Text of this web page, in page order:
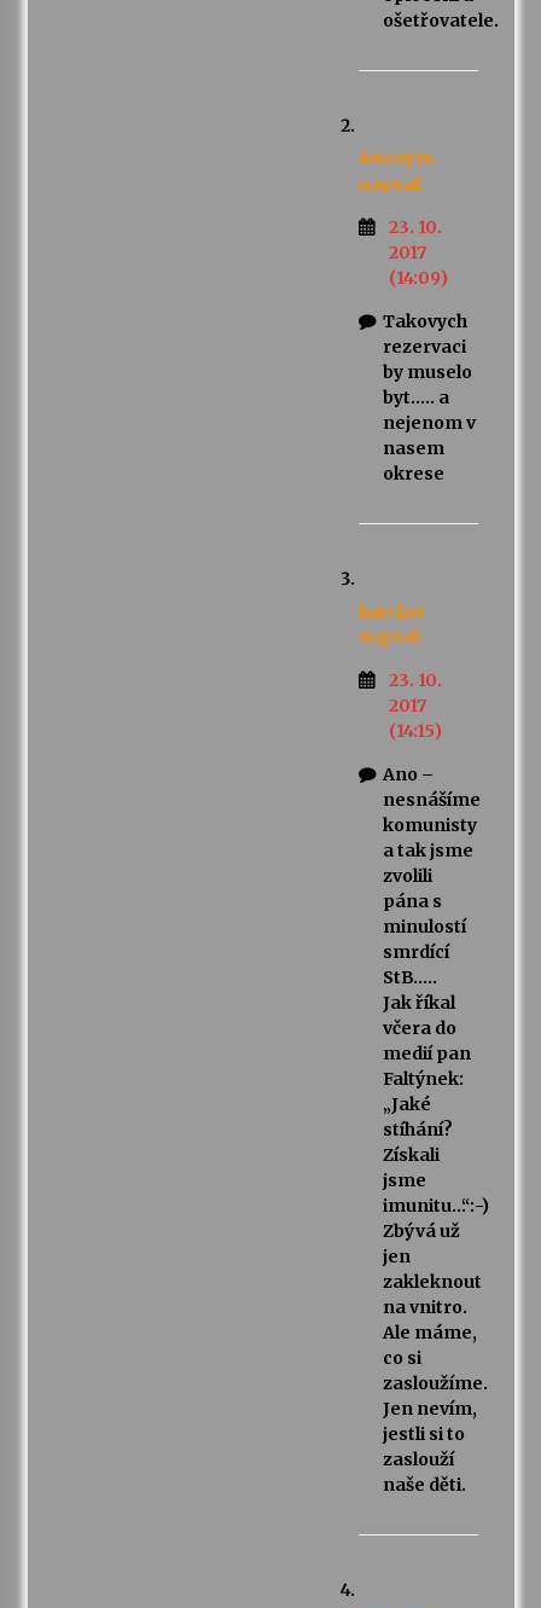
ošetřovatele.
Anonym
napsal:
23. 10.
2017
(14:09)
Takovych
rezervaci
by muselo
byt….. a
nejenom v
nasem
okrese
hatchet
napsal:
23. 10.
2017
(14:15)
Ano –
nesnášíme
komunisty
a tak jsme
zvolili
pána s
minulostí
smrdící
StB…..
Jak říkal
včera do
medií pan
Faltýnek:
„Jaké
stíhání?
Získali
jsme
imunitu…“:-)
Zbývá už
jen
zakleknout
na vnitro.
Ale máme,
co si
zasloužíme.
Jen nevím,
jestli si to
zaslouží
naše děti.